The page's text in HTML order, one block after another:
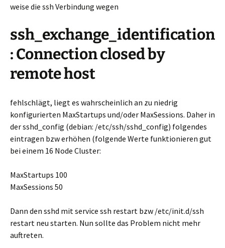
weise die ssh Verbindung wegen
ssh_exchange_identification
: Connection closed by
remote host
fehlschlägt, liegt es wahrscheinlich an zu niedrig
konfigurierten MaxStartups und/oder MaxSessions. Daher in
der sshd_config (debian: /etc/ssh/sshd_config) folgendes
eintragen bzw erhöhen (folgende Werte funktionieren gut
bei einem 16 Node Cluster:
MaxStartups 100
MaxSessions 50
Dann den sshd mit service ssh restart bzw /etc/init.d/ssh
restart neu starten. Nun sollte das Problem nicht mehr
auftreten.